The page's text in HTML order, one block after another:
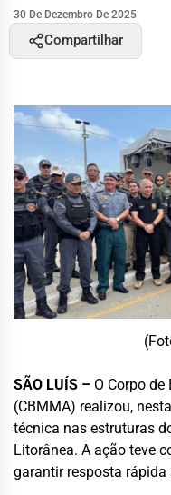
30 De Dezembro De 2025
Compartilhar
SÃO LUÍS – O Corpo
(CBMMA) realizou,
técnica nas estruturas
Litorânea. A ação teve
garantir resposta rápida